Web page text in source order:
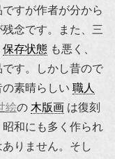
すが作者が分から
念です。また、三
保存状態 も悪く、
す。しかし昔ので
素晴らしい 職人
絵の 木版画 は復刻
和にも多く作られ
りません。そし